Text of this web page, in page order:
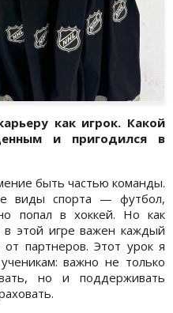
как игрок. Какой
и пригодился в
быть частью команды.
виды спорта — футбол,
попал в хоккей. Но как
этой игре важен каждый
партнеров. Этот урок я
важно не только
но и поддерживать